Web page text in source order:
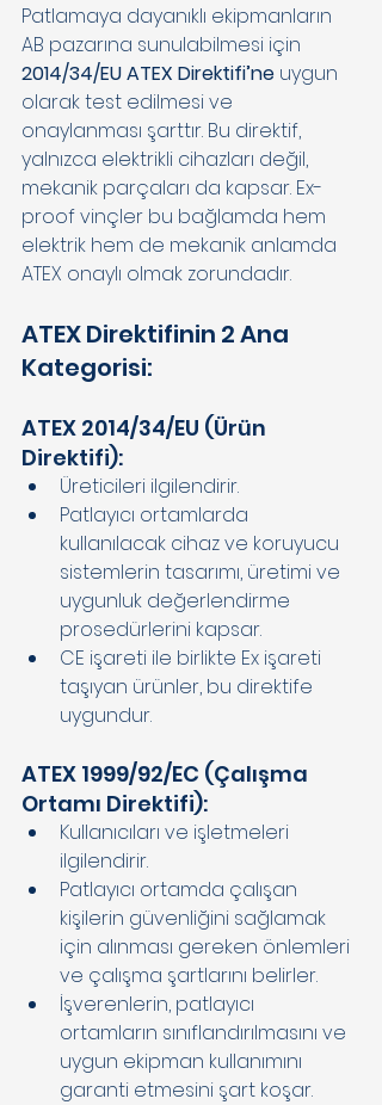
Patlamaya dayanıklı ekipmanların
AB pazarına sunulabilmesi için
2014/34/EU ATEX Direktifi’ne uygun
olarak test edilmesi ve
onaylanması şarttır. Bu direktif,
yalnızca elektrikli cihazları değil,
mekanik parçaları da kapsar. Ex-
proof vinçler bu bağlamda hem
elektrik hem de mekanik anlamda
ATEX onaylı olmak zorundadır.
ATEX Direktifinin 2 Ana
Kategorisi:
ATEX 2014/34/EU (Ürün
Direktifi):
Üreticileri ilgilendirir.
Patlayıcı ortamlarda
kullanılacak cihaz ve koruyucu
sistemlerin tasarımı, üretimi ve
uygunluk değerlendirme
prosedürlerini kapsar.
CE işareti ile birlikte Ex işareti
taşıyan ürünler, bu direktife
uygundur.
ATEX 1999/92/EC (Çalışma
Ortamı Direktifi):
Kullanıcıları ve işletmeleri
ilgilendirir.
Patlayıcı ortamda çalışan
kişilerin güvenliğini sağlamak
için alınması gereken önlemleri
ve çalışma şartlarını belirler.
İşverenlerin, patlayıcı
ortamların sınıflandırılmasını ve
uygun ekipman kullanımını
garanti etmesini şart koşar.